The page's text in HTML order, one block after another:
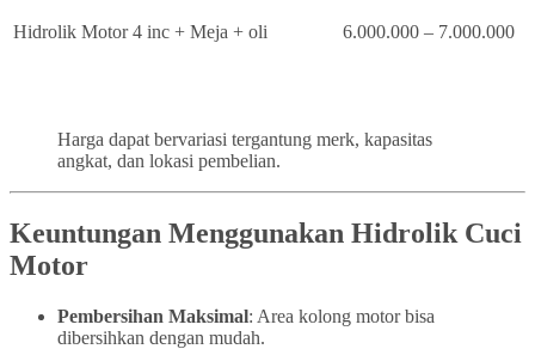
Hidrolik Motor 4 inc + Meja + oli 6.000.000 – 7.000.000
Harga dapat bervariasi tergantung merk, kapasitas
angkat, dan lokasi pembelian.
Keuntungan Menggunakan Hidrolik Cuci
Motor
Pembersihan Maksimal: Area kolong motor bisa
dibersihkan dengan mudah.